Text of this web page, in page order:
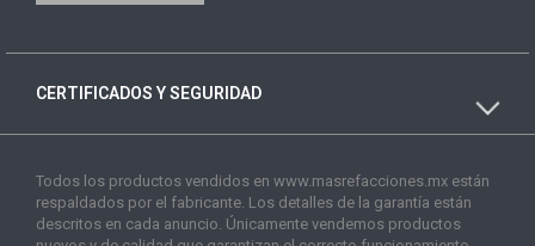
CERTIFICADOS Y SEGURIDAD
Todos los productos vendidos en www.masrefacciones.mx están
respaldados por el fabricante. Los detalles de la garantía están
descritos en cada anuncio. Únicamente vendemos productos